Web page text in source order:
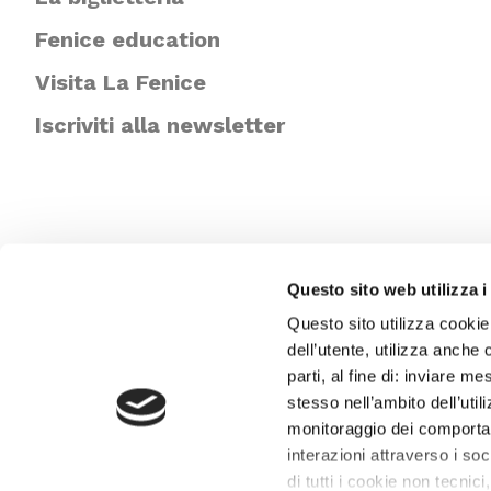
Questo sito web utilizza i
Questo sito utilizza
dell’utente, utilizza
parti, al fine di: inviare
stesso nell’ambito
monitoraggio dei
interazioni attraverso i
di tutti i cookie non
Fenice education
Visita La Fenice
Iscriviti alla newsletter